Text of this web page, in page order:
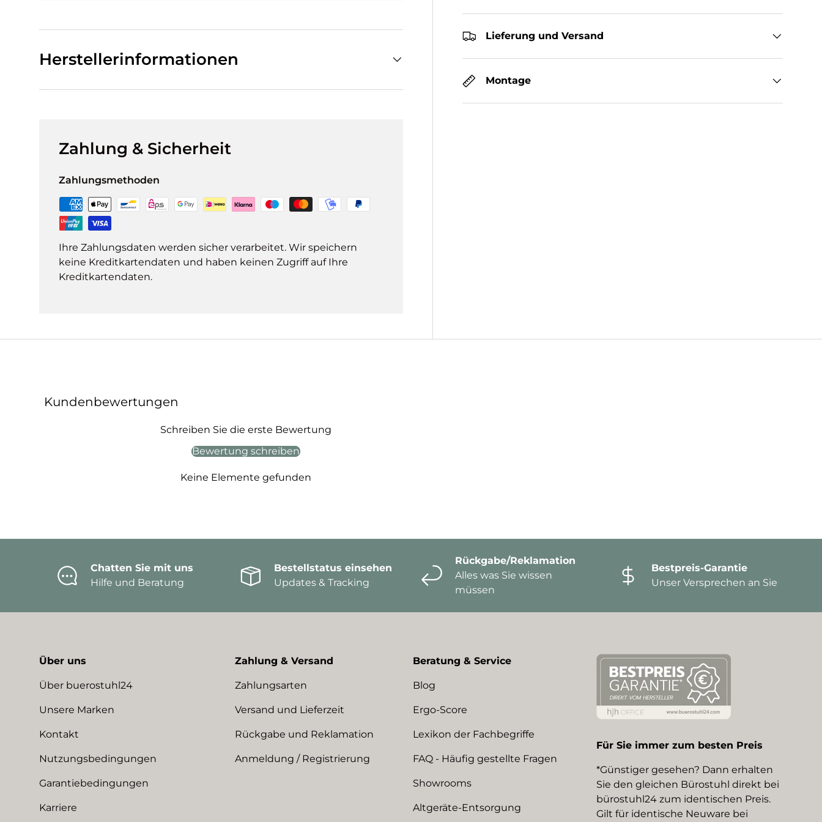
Lieferung und Versand
Montage
Herstellerinformationen
Zahlung & Sicherheit
Zahlungsmethoden
Ihre Zahlungsdaten werden sicher verarbeitet. Wir speichern
keine Kreditkartendaten und haben keinen Zugriff auf Ihre
Kreditkartendaten.
Kundenbewertungen
Schreiben Sie die erste Bewertung
Bewertung schreiben
Keine Elemente gefunden
Chatten Sie mit uns
Hilfe und Beratung
Bestellstatus einsehen
Updates & Tracking
Rückgabe/Reklamation
Alles was Sie wissen
müssen
Bestpreis-Garantie
Unser Versprechen an Sie
Über uns
Über buerostuhl24
Unsere Marken
Kontakt
Nutzungsbedingungen
Garantiebedingungen
Karriere
Zahlung & Versand
Zahlungsarten
Versand und Lieferzeit
Rückgabe und Reklamation
Anmeldung / Registrierung
Beratung & Service
Blog
Ergo-Score
Lexikon der Fachbegriffe
FAQ - Häufig gestellte Fragen
Showrooms
Altgeräte-Entsorgung
Für Sie immer zum besten Preis
*Günstiger gesehen? Dann erhalten
Sie den gleichen Bürostuhl direkt bei
bürostuhl24 zum identischen Preis.
Gilt für identische Neuware bei